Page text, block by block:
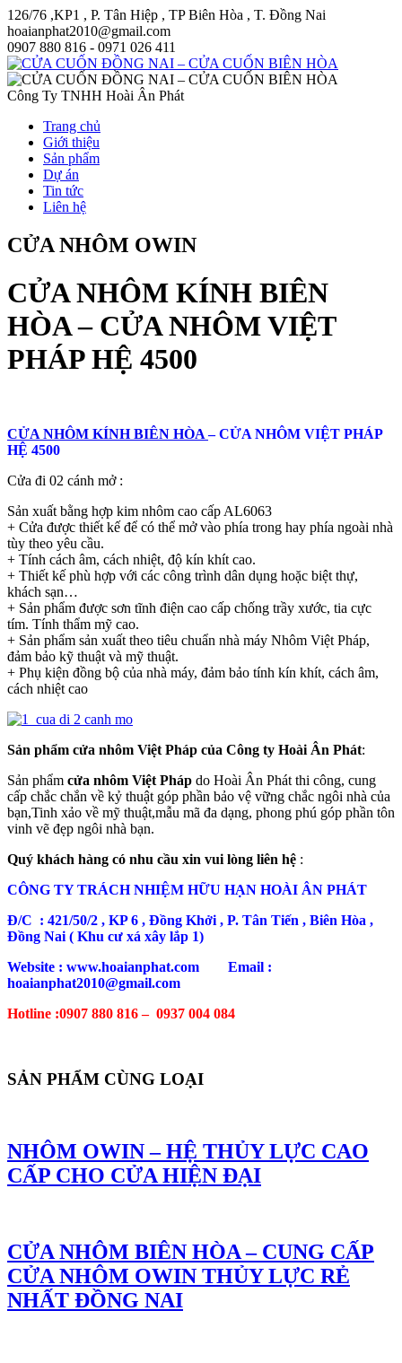
126/76 ,KP1 , P. Tân Hiệp , TP Biên Hòa , T. Đồng Nai
hoaianphat2010@gmail.com
0907 880 816 - 0971 026 411
Công Ty TNHH Hoài Ân Phát
Trang chủ
Giới thiệu
Sản phẩm
Dự án
Tin tức
Liên hệ
CỬA NHÔM OWIN
CỬA NHÔM KÍNH BIÊN
HÒA – CỬA NHÔM VIỆT
PHÁP HỆ 4500
CỬA NHÔM KÍNH BIÊN HÒA– CỬA NHÔM VIỆT PHÁP
HỆ 4500
Cửa đi 02 cánh mở :
Sản xuất bằng hợp kim nhôm cao cấp AL6063
+ Cửa được thiết kế để có thể mở vào phía trong hay phía ngoài nhà
tùy theo yêu cầu.
+ Tính cách âm, cách nhiệt, độ kín khít cao.
+ Thiết kế phù hợp với các công trình dân dụng hoặc biệt thự,
khách sạn…
+ Sản phẩm được sơn tĩnh điện cao cấp chống trầy xước, tia cực
tím. Tính thẩm mỹ cao.
+ Sản phẩm sản xuất theo tiêu chuẩn nhà máy Nhôm Việt Pháp,
đảm bảo kỹ thuật và mỹ thuật.
+ Phụ kiện đồng bộ của nhà máy, đảm bảo tính kín khít, cách âm,
cách nhiệt cao
Sản phẩm cửa nhôm Việt Pháp của Công ty Hoài Ân Phát:
Sản phẩm cửa nhôm Việt Pháp do Hoài Ân Phát thi công, cung
cấp chắc chắn về kỷ thuật góp phần bảo vệ vững chắc ngôi nhà của
bạn,Tinh xảo về mỹ thuật,mẫu mã đa dạng, phong phú góp phần tôn
vinh vẽ đẹp ngôi nhà bạn.
Quý khách hàng có nhu cầu xin vui lòng liên hệ :
CÔNG TY TRÁCH NHIỆM HỮU HẠN HOÀI ÂN PHÁT
Đ/C : 421/50/2 , KP 6 , Đồng Khởi , P. Tân Tiến , Biên Hòa ,
Đồng Nai ( Khu cư xá xây lắp 1)
Website : www.hoaianphat.com Email :
hoaianphat2010@gmail.com
Hotline :0907 880 816 – 0937 004 084
SẢN PHẨM CÙNG LOẠI
NHÔM OWIN – HỆ THỦY LỰC CAO
CẤP CHO CỬA HIỆN ĐẠI
CỬA NHÔM BIÊN HÒA – CUNG CẤP
CỬA NHÔM OWIN THỦY LỰC RẺ
NHẤT ĐỒNG NAI